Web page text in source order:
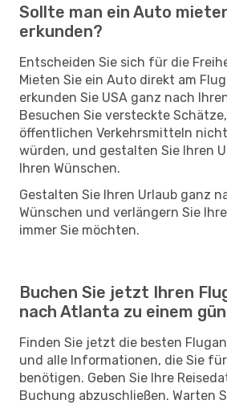
Sollte man ein Auto
erkunden?
Entscheiden Sie sich für die
Mieten Sie ein Auto direkt am
erkunden Sie USA ganz nach
Besuchen Sie versteckte
öffentlichen Verkehrsmitteln
würden, und gestalten Sie Ihren
Ihren Wünschen.
Gestalten Sie Ihren Urlaub ganz
Wünschen und verlängern Sie
immer Sie möchten.
Buchen Sie jetzt Ihren
nach Atlanta zu einem
Finden Sie jetzt die besten
und alle Informationen, die Sie für
benötigen. Geben Sie Ihre
Buchung abzuschließen. Warten